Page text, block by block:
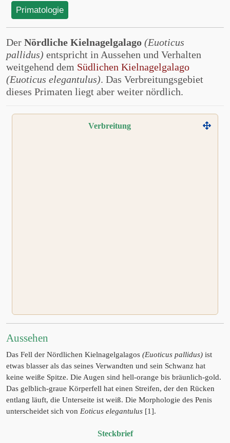
Primatologie
Der Nördliche Kielnagelgalago (Euoticus
pallidus) entspricht in Aussehen und Verhalten
weitgehend dem Südlichen Kielnagelgalago
(Euoticus elegantulus). Das Verbreitungsgebiet
dieses Primaten liegt aber weiter nördlich.
Verbreitung
Aussehen
Das Fell der Nördlichen Kielnagelgalagos (Euoticus pallidus) ist
etwas blasser als das seines Verwandten und sein Schwanz hat
keine weiße Spitze. Die Augen sind hell-orange bis bräunlich-gold.
Das gelblich-graue Körperfell hat einen Streifen, der den Rücken
entlang läuft, die Unterseite ist weiß. Die Morphologie des Penis
unterscheidet sich von Eoticus elegantulus [1].
Steckbrief